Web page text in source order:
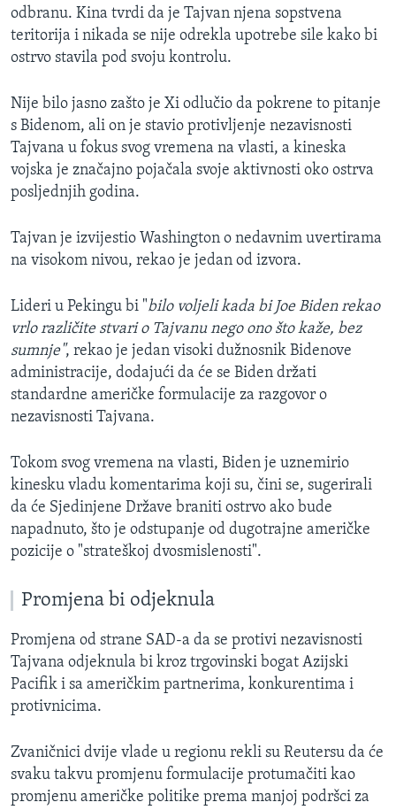
odbranu. Kina tvrdi da je Tajvan njena sopstvena
teritorija i nikada se nije odrekla upotrebe sile kako bi
ostrvo stavila pod svoju kontrolu.
Nije bilo jasno zašto je Xi odlučio da pokrene to pitanje
s Bidenom, ali on je stavio protivljenje nezavisnosti
Tajvana u fokus svog vremena na vlasti, a kineska
vojska je značajno pojačala svoje aktivnosti oko ostrva
posljednjih godina.
Tajvan je izvijestio Washington o nedavnim uvertirama
na visokom nivou, rekao je jedan od izvora.
Lideri u Pekingu bi "bilo voljeli kada bi Joe Biden rekao
vrlo različite stvari o Tajvanu nego ono što kaže, bez
sumnje", rekao je jedan visoki dužnosnik Bidenove
administracije, dodajući da će se Biden držati
standardne američke formulacije za razgovor o
nezavisnosti Tajvana.
Tokom svog vremena na vlasti, Biden je uznemirio
kinesku vladu komentarima koji su, čini se, sugerirali
da će Sjedinjene Države braniti ostrvo ako bude
napadnuto, što je odstupanje od dugotrajne američke
pozicije o "strateškoj dvosmislenosti".
Promjena bi odjeknula
Promjena od strane SAD-a da se protivi nezavisnosti
Tajvana odjeknula bi kroz trgovinski bogat Azijski
Pacifik i sa američkim partnerima, konkurentima i
protivnicima.
Zvaničnici dvije vlade u regionu rekli su Reutersu da će
svaku takvu promjenu formulacije protumačiti kao
promjenu američke politike prema manjoj podršci za